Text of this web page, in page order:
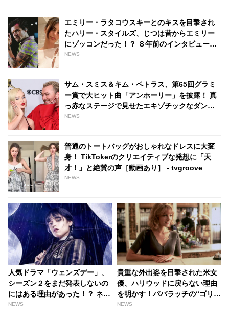
の仕事にも携わっていた -
tvgroove
エミリー・ラタコウスキーとのキスを目撃され
たハリー・スタイルズ、じつは昔からエミリー
にゾッコンだった！？ ８年前のインタビューが
話題に［動画あり］ - tvgroove
NEWS
サム・スミス＆キム・ペトラス、第65回グラミ
ー賞で大ヒット曲「アンホーリー」を披露！ 真
っ赤なステージで見せたエキゾチックなダンス
と歌声にうっとり… プレゼンターとしてマドン
NEWS
普通のトートバッグがおしゃれなドレスに大変
身！ TikTokerのクリエイティブな発想に「天
才！」と絶賛の声［動画あり］ - tvgroove
NEWS
人気ドラマ「ウェンズデー」、
シーズン２をまだ発表しないの
にはある理由があった！？ ネッ
トフリックスとアマゾン・プラ
NEWS
貴重な外出姿を目撃された米女
優、ハリウッドに戻らない理由
を明かす！パパラッチの“ゴリ押
し”質問に彼女の反応とは・・？
NEWS